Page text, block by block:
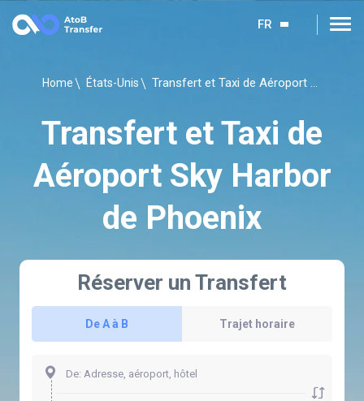
FR
Home États-Unis Transfert et Taxi de Aéroport Sky Harbor de Phoenix
Transfert et Taxi de
Aéroport Sky Harbor
de Phoenix
Réserver un Transfert
De A à B Trajet horaire